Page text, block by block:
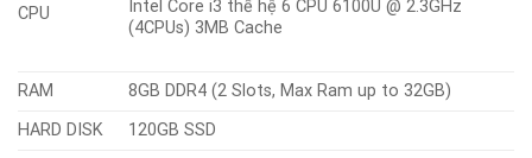
CPU
Intel Core i3 thế hệ 6 CPU 6100U @ 2.3GHz
(4CPUs) 3MB Cache
RAM
8GB DDR4 (2 Slots, Max Ram up to 32GB)
HARD DISK
120GB SSD